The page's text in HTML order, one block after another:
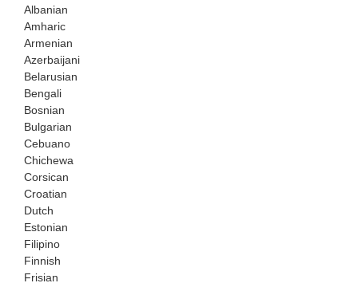
Albanian
Amharic
Armenian
Azerbaijani
Belarusian
Bengali
Bosnian
Bulgarian
Cebuano
Chichewa
Corsican
Croatian
Dutch
Estonian
Filipino
Finnish
Frisian